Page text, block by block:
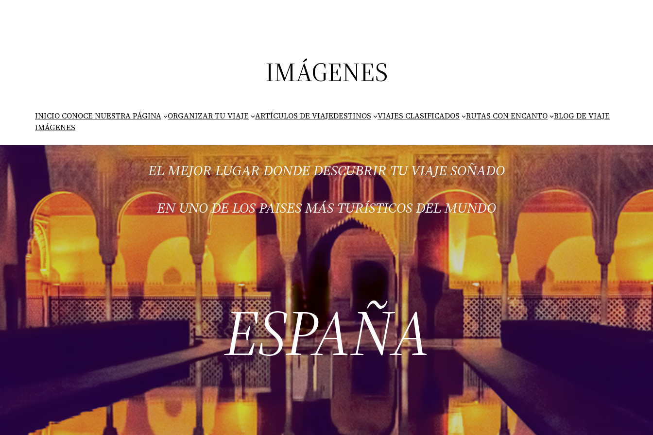
IMÁGENES
INICIO CONOCE NUESTRA PÁGINA ORGANIZAR TU VIAJE ARTÍCULOS DE VIAJEDESTINOS VIAJES CLASIFICADOS RUTAS CON ENCANTO
BLOG DE VIAJE
IMÁGENES
EL MEJOR LUGAR DONDE DESCUBRIR TU VIAJE SOÑADO
EN UNO DE LOS PAISES MÁS TURÍSTICOS DEL MUNDO
ESPAÑA